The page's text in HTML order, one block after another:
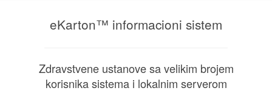
eKarton™ informacioni sistem
Zdravstvene ustanove sa velikim brojem
korisnika sistema i lokalnim serverom